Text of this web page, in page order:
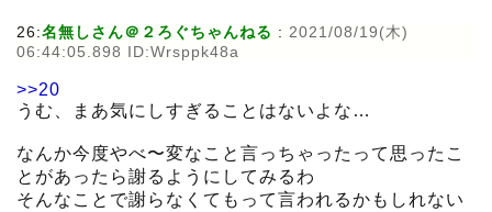
26:名無しさん＠２ろぐちゃんねる : 2021/08/19(木)
06:44:05.898 ID:Wrsppk48a
>>20
うむ、まあ気にしすぎることはないよな…
なんか今度やべ〜変なこと言っちゃったって思ったこ
とがあったら謝るようにしてみるわ
そんなことで謝らなくてもって言われるかもしれない